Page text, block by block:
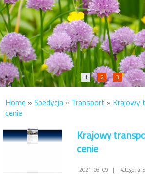
1 2 3
Home » Spedycja » Transport » Krajowy
cenie
Krajowy
cenie
2021-03-09 | Kategoria: